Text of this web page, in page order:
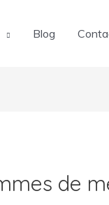
Blog
de